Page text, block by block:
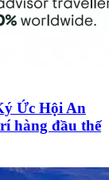
Ức Hội An
hàng đầu thế